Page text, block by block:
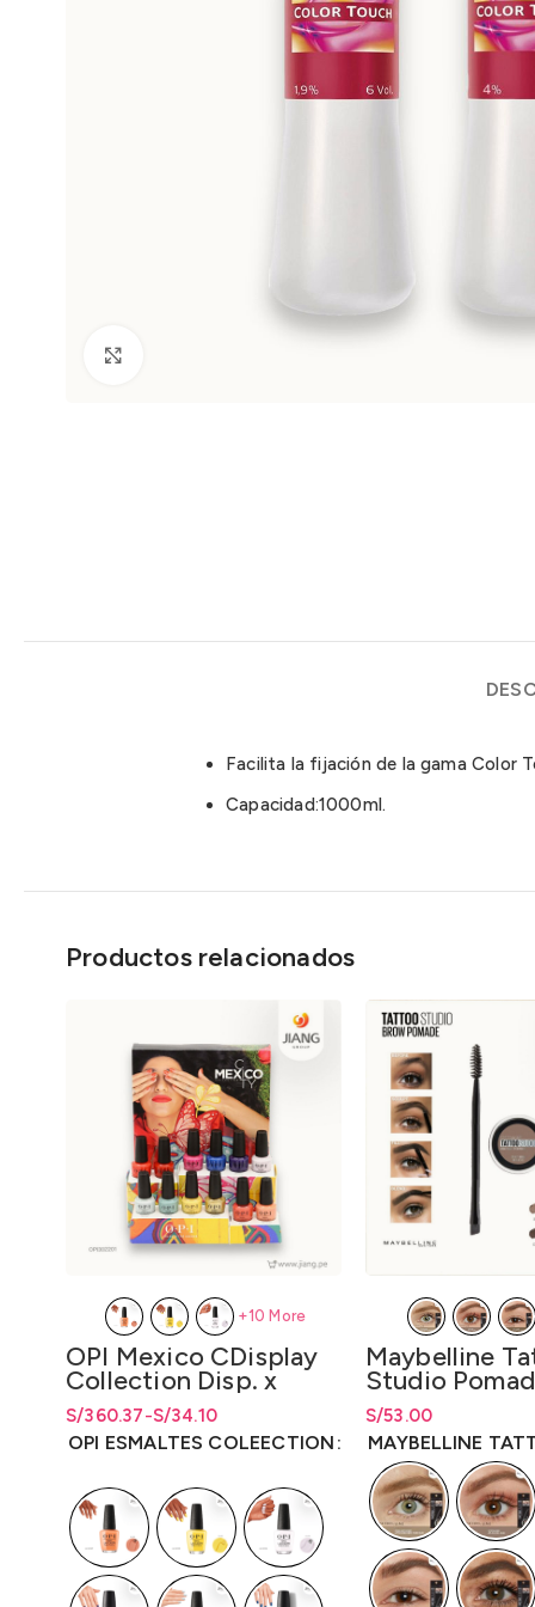
Facilita la fijación de la gama Color
Capacidad:1000ml.
Productos relacionados
OPI Mexico CDisplay
Collection Disp. x
Unidad y Disp. x 12
Unidades LQR 15ml.
S/34.10
-
S/360.37
Rango de precios: desde S/34.10
hasta S/360.37
Rango de precios: desde
hastaS/360.37
OPI ESMALTES COLEECTION
+10 More
Maybelline
Studio
Cejas 3gr.
S/53.00
Rango de precios:
S/53.00hasta S/
MAYBELLINE